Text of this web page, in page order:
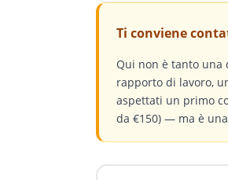
Ti conviene
Qui non è tanto una
rapporto di lavoro,
aspettati un primo
da €150) — ma è